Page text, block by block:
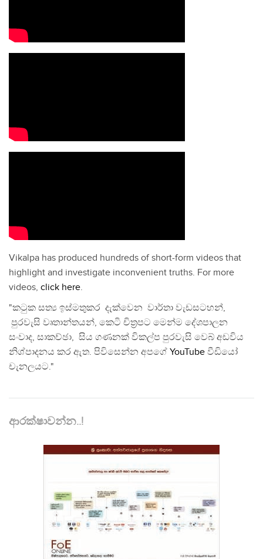
Vikalpa has produced hundreds of short-form videos that
highlight and investigate inconvenient truths. For more
videos, click here.
"කටුක සත්‍ය ඉස්මතුකර දැක්වෙන වාර්තා වැඩසටහන්,
පුරවැසි වෘතාන්තයන්, කෙටි චිත්‍රපට මෙන්ම දේශපාලන
සංවාද, සාකච්ඡා, සිය ගණනක් විකල්ප පුරවැසි වෙබ් අඩවිය
නිශ්පාදනය කර ඇත. පිවිසෙන්න අපගේ YouTube වීඩියෝ
චැනලයට."
ආරක්ෂාවන්න..!